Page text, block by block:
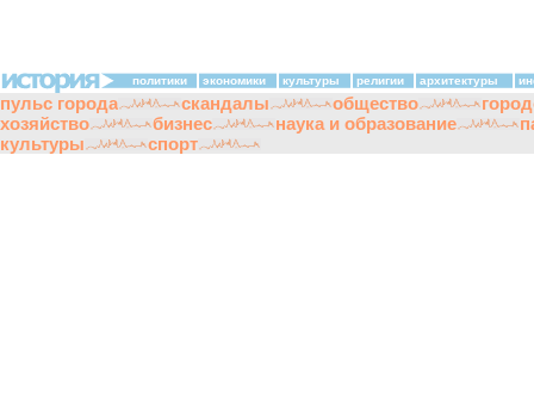
политики экономики культуры религии архитектуры
пульс города скандалы общество
хозяйство
бизнес наука и образование
культуры
спорт